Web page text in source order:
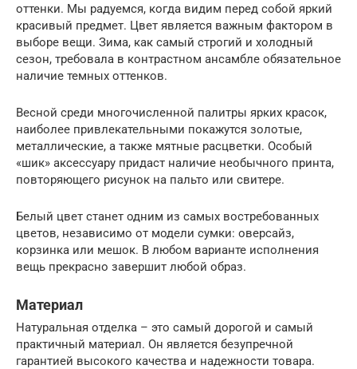
оттенки. Мы радуемся, когда видим перед собой яркий
красивый предмет. Цвет является важным фактором в
выборе вещи. Зима, как самый строгий и холодный
сезон, требовала в контрастном ансамбле обязательное
наличие темных оттенков.
Весной среди многочисленной палитры ярких красок,
наиболее привлекательными покажутся золотые,
металлические, а также мятные расцветки. Особый
«шик» аксессуару придаст наличие необычного принта,
повторяющего рисунок на пальто или свитере.
Белый цвет станет одним из самых востребованных
цветов, независимо от модели сумки: оверсайз,
корзинка или мешок. В любом варианте исполнения
вещь прекрасно завершит любой образ.
Материал
Натуральная отделка – это самый дорогой и самый
практичный материал. Он является безупречной
гарантией высокого качества и надежности товара.